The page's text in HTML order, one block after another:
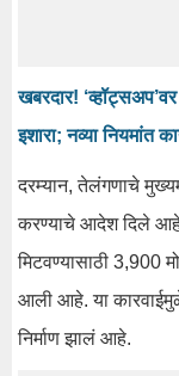
खबरदार!
इशारा; नव्या नियमांत
दरम्यान, तेलंगणाचे
करण्याचे आदेश दिले आहे.
मिटवण्यासाठी 3,900
आली आहे. या
निर्माण झालं आहे.